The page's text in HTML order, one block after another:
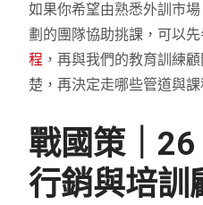
如果你希望由熟悉外訓市
劃的團隊協助挑課，可以
程 ，再與我們的教育訓練
楚，再決定走哪些管道與課
戰國策｜
行銷與培訓